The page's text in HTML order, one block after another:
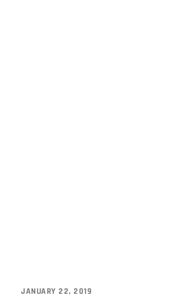
JANUARY 22, 2019